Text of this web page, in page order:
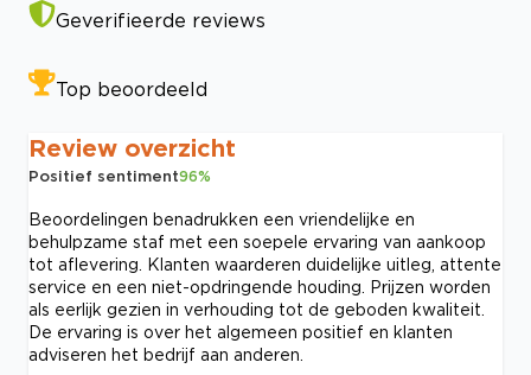
Geverifieerde reviews
Top beoordeeld
Review overzicht
Positief sentiment96%
Beoordelingen benadrukken een vriendelijke en
behulpzame staf met een soepele ervaring van aankoop
tot aflevering. Klanten waarderen duidelijke uitleg, attente
service en een niet-opdringende houding. Prijzen worden
als eerlijk gezien in verhouding tot de geboden kwaliteit.
De ervaring is over het algemeen positief en klanten
adviseren het bedrijf aan anderen.